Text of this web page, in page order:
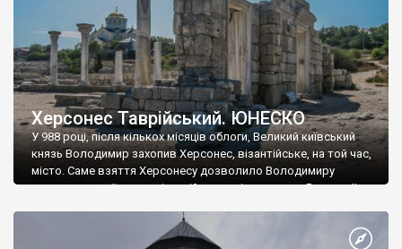
Херсонес Таврійський. ЮНЕСКО
У 988 році, після кількох місяців облоги, Великий київський
князь Володимир захопив Херсонес, візантійське, на той час,
місто. Саме взяття Херсонесу дозволило Володимиру
диктувати свої умови візантійському імператору Василю ІІ, та
Херсонесі Володимир-язичник, став Василем-християнином.
А потім було Хрещення Русі. На честь Херсонесу Таврійського